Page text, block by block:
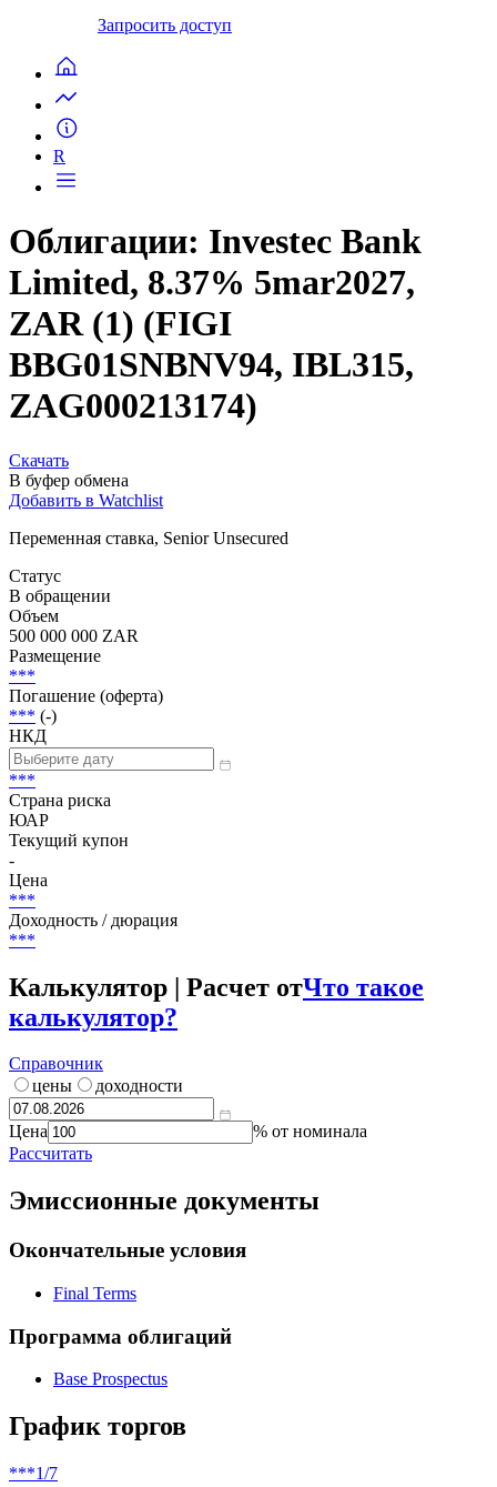
Запросить доступ
R
Облигации: Investec Bank
Limited, 8.37% 5mar2027,
ZAR (1) (FIGI
BBG01SNBNV94, IBL315,
ZAG000213174)
Скачать
В буфер обмена
Добавить в Watchlist
Переменная ставка, Senior Unsecured
Статус
В обращении
Объем
500 000 000 ZAR
Размещение
***
Погашение (оферта)
*** (-)
НКД
***
Страна риска
ЮАР
Текущий купон
-
Цена
***
Доходность / дюрация
***
Калькулятор | Расчет отЧто такое
калькулятор?
Справочник
цены
доходности
Цена
% от номинала
Рассчитать
Эмиссионные документы
Окончательные условия
Final Terms
Программа облигаций
Base Prospectus
График торгов
***1/7